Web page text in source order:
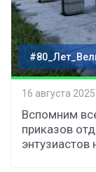
16 августа 2025
Вспомним
приказов
энтузиастов